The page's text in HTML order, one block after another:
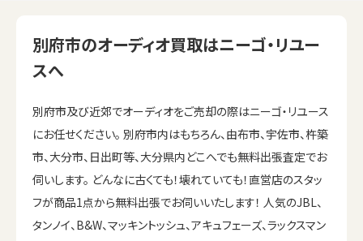
別府市のオーディオ買取はニーゴ・リユー
スへ
別府市及び近郊でオーディオをご売却の際はニーゴ・リユース
にお任せください。 別府市内はもちろん、由布市、宇佐市、杵築
市、大分市、日出町等、大分県内どこへでも無料出張査定でお
伺いします。 どんなに古くても！壊れていても！直営店のスタッ
フが商品1点から無料出張でお伺いいたします！ 人気のJBL、
タンノイ、B&W、マッキントッシュ、アキュフェーズ、ラックスマン